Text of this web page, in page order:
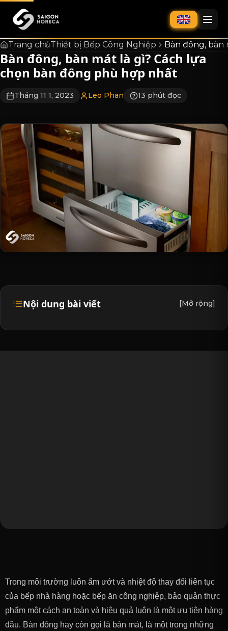
chính
Trang chủThiết bị Bếp Công Nghiệp Bàn đông, bàn
Bàn đông, bàn mát là gì? Cách lựa
chọn bàn đông phù hợp nhất
Tháng 11 1, 2023 Leo Phan 13 phút đọc
Nội dung bài viết [Mở rộng]
Trong môi trường luôn ẩm ướt và nhiệt độ thay đổi liên tục
của bếp nhà hàng hoặc bếp ăn công nghiệp, bảo quản thực
phẩm một cách an toàn và hiệu quả luôn là một ưu tiên hàng
đầu. Bàn đông hay còn gọi là bàn mát, là một trong những